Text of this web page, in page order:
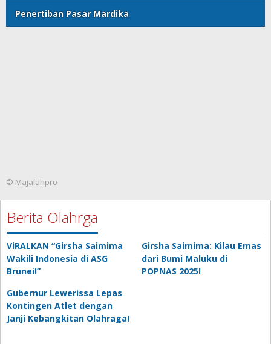
Penertiban Pasar Mardika
© Majalahpro
Berita Olahrga
ViRALKAN “Girsha Saimima
Wakili Indonesia di ASG
Brunei!”
Girsha Saimima: Kilau Emas
dari Bumi Maluku di
POPNAS 2025!
Gubernur Lewerissa Lepas
Kontingen Atlet dengan
Janji Kebangkitan Olahraga!